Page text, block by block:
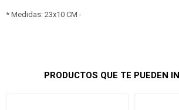
* Medidas: 23x10 CM -
PRODUCTOS QUE TE PUEDEN